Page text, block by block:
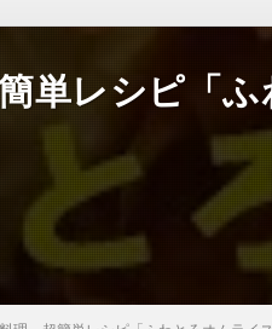
単レシピ「ふ